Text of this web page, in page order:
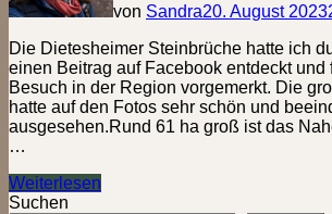
von Sandra20. August 2023
Die Dietesheimer Steinbrüche hatte ich
einen Beitrag auf Facebook entdeckt und
Besuch in der Region vorgemerkt. Die
hatte auf den Fotos sehr schön und
ausgesehen.Rund 61 ha groß ist das
…
Dietesheimer
Steinbrüche
Weiterlesen
Suchen